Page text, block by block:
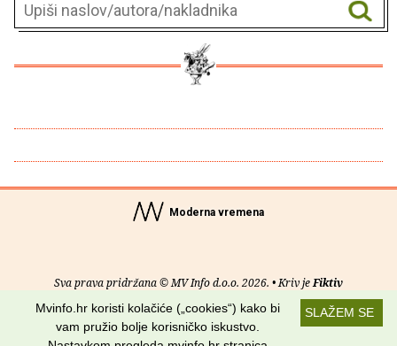
Moderna vremena
Sva prava pridržana © MV Info d.o.o. 2026. • Kriv jeFiktiv
O nama• Pomoć• Uvjeti korištenja•RSS kanaliSLAŽEM SE
Mvinfo.hr koristi kolačiće („cookies“) kako bi
vam pružio bolje korisničko iskustvo.